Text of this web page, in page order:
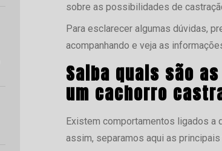
sobre as possibilidades de
Para esclarecer algumas dúvidas,
acompanhando e veja as
Saiba quais são
um cachorro
Existem comportamentos ligados a
assim, separamos aqui as